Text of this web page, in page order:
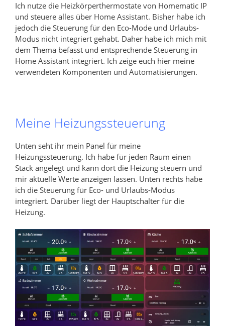
Ich nutze die Heizkörperthermostate von Homematic IP
und steuere alles über Home Assistant. Bisher habe ich
jedoch die Steuerung für den Eco-Mode und Urlaubs-
Modus nicht integriert gehabt. Daher habe ich mich mit
dem Thema befasst und entsprechende Steuerung in
Home Assistant integriert. Ich zeige euch hier meine
verwendeten Komponenten und Automatisierungen.
Meine Heizungssteuerung
Unten seht ihr mein Panel für meine
Heizungssteuerung. Ich habe für jeden Raum einen
Stack angelegt und kann dort die Heizung steuern und
mir aktuelle Werte anzeigen lassen. Unten rechts habe
ich die Steuerung für Eco- und Urlaubs-Modus
integriert. Darüber liegt der Hauptschalter für die
Heizung.